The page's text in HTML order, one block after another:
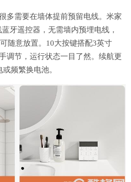
多需要在墙体提前预留电线。米家
牙遥控器，无需墙内预埋电线，
随意放置。10大按键搭配3英寸
调节，运行状态一目了然。续航更
频繁换电池。